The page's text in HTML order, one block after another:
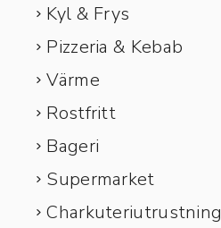
Kyl & Frys
Pizzeria & Kebab
Värme
Rostfritt
Bageri
Supermarket
Charkuteriutrustning